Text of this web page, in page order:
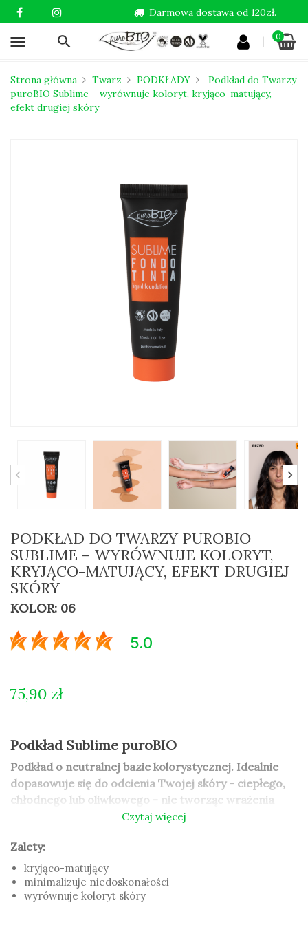
menu 0
Darmowa dostawa od 120zł.
Strona główna Twarz PODKŁADY
Podkład do Twarzy
puroBIO Sublime – wyrównuje koloryt, kryjąco-matujący,
efekt drugiej skóry
PODKŁAD DO TWARZY PUROBIO
SUBLIME – WYRÓWNUJE KOLORYT,
KRYJĄCO-MATUJĄCY, EFEKT DRUGIEJ
SKÓRY
KOLOR: 06
5.0
75,90 zł
Podkład Sublime puroBIO
Podkład o neutralnej bazie kolorystycznej. Idealnie
dopasowuje się do odcienia Twojej skóry - ciepłego,
chłodnego lub oliwkowego - nie tworząc wrażenia
rozdzielania twarzy i szyi.
Podkład do twarzy puroBIO to podkład
niedoskonałości. Podkład kryjący puroBIO jest łatwy w
aplikacji, ma lekką formułę, krycie można budować aż
Czytaj więcej
Zalety:
kryjąco-matujący
minimalizuje niedoskonałości
wyrównuje koloryt skóry